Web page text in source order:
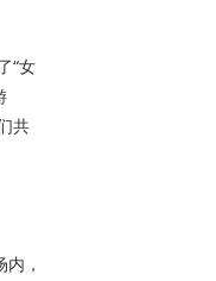
“女
共
，